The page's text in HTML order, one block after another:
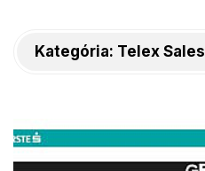
l
x
Kategória: Telex Sales